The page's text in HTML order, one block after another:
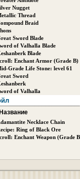
Nugget
Thread
Braid
Sword Blade
of Valhalla Blade
Blade
Enchant Armor (Grade B)
Grade Life Stone: level 61
Sword
of Valhalla
Название
Necklace Chain
Ring of Black Ore
Enchant Weapon (Grade